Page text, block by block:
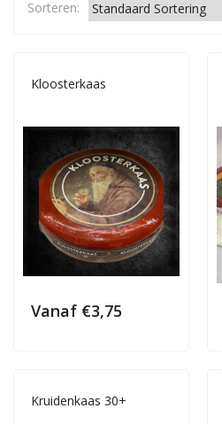
Sorteren:
Kloosterkaas
Vanaf €3,75
Kruidenkaas 30+